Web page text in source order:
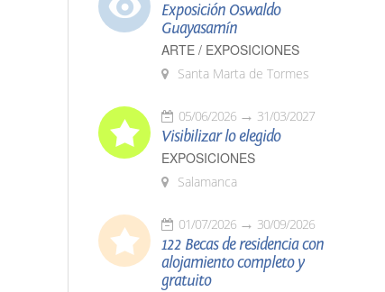
Exposición Oswaldo
Guayasamín
ARTE / EXPOSICIONES
Santa Marta de Tormes
05/06/2026 31/03/2027
Visibilizar lo elegido
EXPOSICIONES
Salamanca
01/07/2026 30/09/2026
122 Becas de residencia con
alojamiento completo y
gratuito